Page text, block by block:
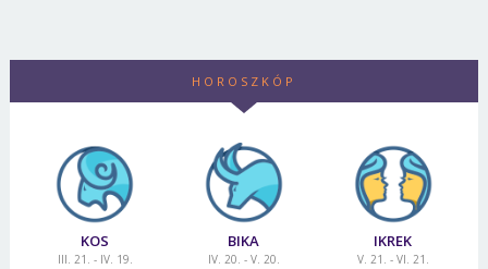
HOROSZKÓP
KOS
III. 21. - IV. 19.
BIKA
IV. 20. - V. 20.
IKREK
V. 21. - VI. 21.